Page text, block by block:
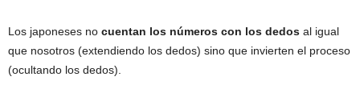
Los japoneses no cuentan los números con los dedos al igual
que nosotros (extendiendo los dedos) sino que invierten el proceso
(ocultando los dedos).